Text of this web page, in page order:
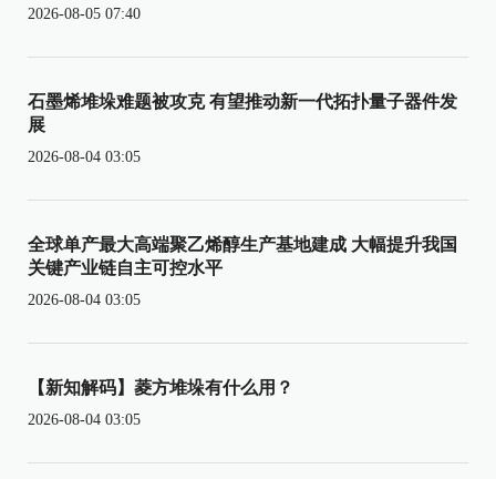
2026-08-05 07:40
石墨烯堆垛难题被攻克 有望推动新一代拓扑量子器件发
展
2026-08-04 03:05
全球单产最大高端聚乙烯醇生产基地建成 大幅提升我国
关键产业链自主可控水平
2026-08-04 03:05
【新知解码】菱方堆垛有什么用？
2026-08-04 03:05